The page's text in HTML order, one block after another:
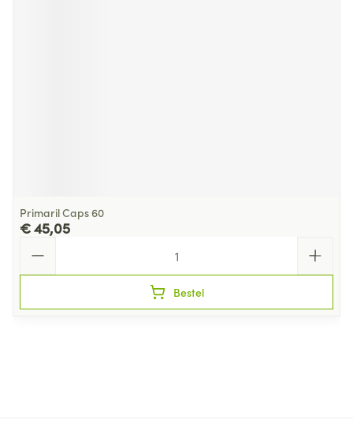
Primaril Caps 60
€ 45,05
Bestel